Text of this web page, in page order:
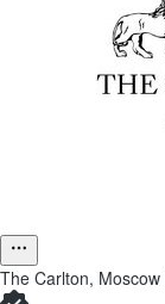
The Carlton,